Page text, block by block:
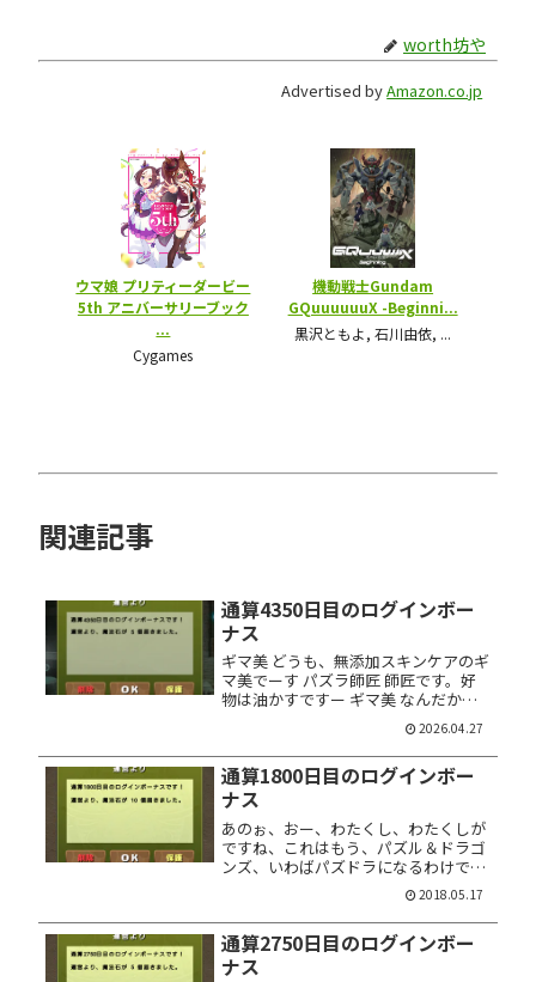
worth坊や
Advertised byAmazon.co.jp
関連記事
通算4350日目のログインボー
ナス
ギマ美 どうも、無添加スキンケアのギ
マ美でーす パズラ師匠 師匠です。好
物は油かすですー ギマ美 なんだか世
の中、石油が足りなくて大変みたいで
すけれどもー パズラ師匠 石油タンカ
ーが海峡を通られへんらしいなー ギマ
美 これも戦争の影響よね ...
2026.04.27
通算1800日目のログインボー
ナス
あのぉ、おー、わたくし、わたくしが
ですね、これはもう、パズル＆ドラゴ
ンズ、いわばパズドラになるわけでで
すね、いづれにしましても、これは、
は、はっきりと申し上げておきたい。
あ、あの、あ、うん……えい……さ
ん、でしたっけ？ 非常にしつこい中
に...
2018.05.17
通算2750日目のログインボー
ナス